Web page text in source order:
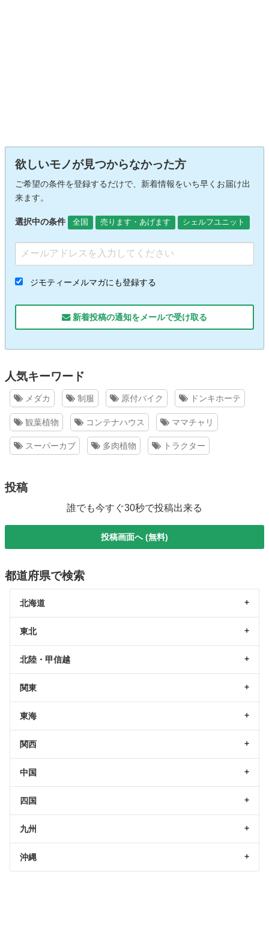
欲しいモノが見つからなかった方
ご希望の条件を登録するだけで、新着情報をいち早くお届け出
来ます。
選択中の条件 全国 売ります・あげます シェルフユニット
ジモティーメルマガにも登録する
新着投稿の通知をメールで受け取る
人気キーワード
メダカ 制服 原付バイク ドンキホーテ
観葉植物 コンテナハウス ママチャリ
スーパーカブ 多肉植物 トラクター
投稿
誰でも今すぐ30秒で投稿出来る
投稿画面へ (無料)
都道府県で検索
北海道
東北
北陸・甲信越
関東
東海
関西
中国
四国
九州
沖縄